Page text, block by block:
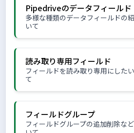
Pipedriveのデータフィールド
多様な種類のデータフィールドの
いて
読み取り専用フィールド
フィールドを読み取り専用にした
て
フィールドグループ
フィールドグループの追加削除な